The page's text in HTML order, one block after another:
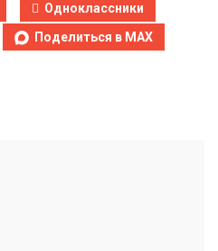
Одноклассники
Поделиться в MAX